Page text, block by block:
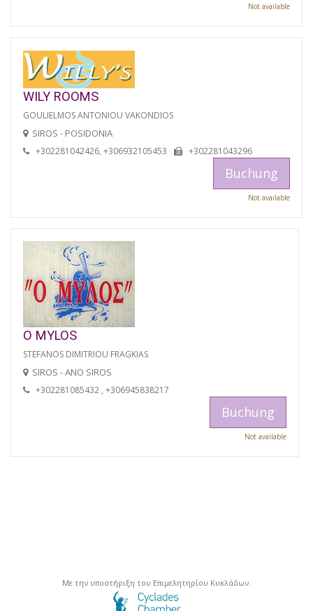
Not available
WILY ROOMS
GOULIELMOS ANTONIOU VAKONDIOS
SIROS - POSIDONIA
+302281042426, +306932105453 +302281043296
Buchung
Not available
O MYLOS
STEFANOS DIMITRIOU FRAGKIAS
SIROS - ANO SIROS
+302281085432 , +306945838217
Buchung
Not available
Με την υποστήριξη του Επιμελητηρίου Κυκλάδων.